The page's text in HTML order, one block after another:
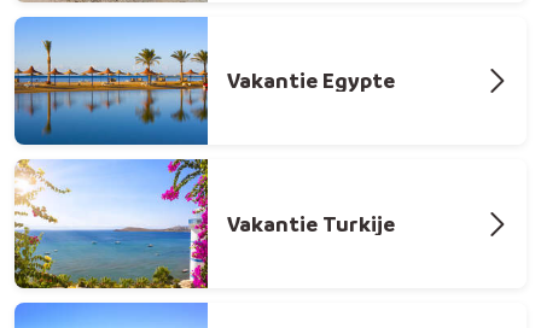
Vakantie Egypte
Vakantie Turkije